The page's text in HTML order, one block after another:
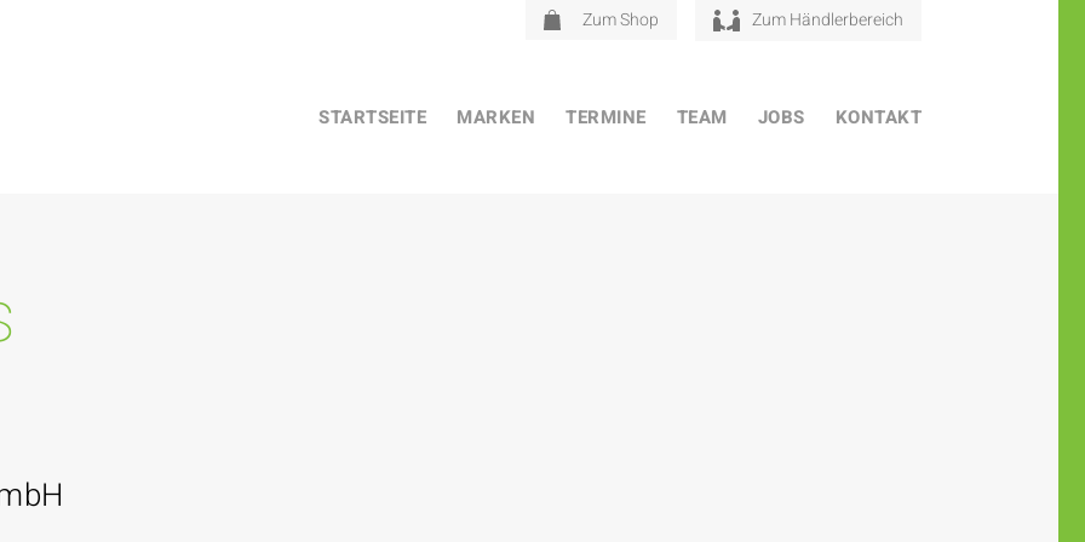
Zum Shop Zum Händlerbereich
STARTSEITE MARKEN TERMINE TEAM JOBS KONTAKT